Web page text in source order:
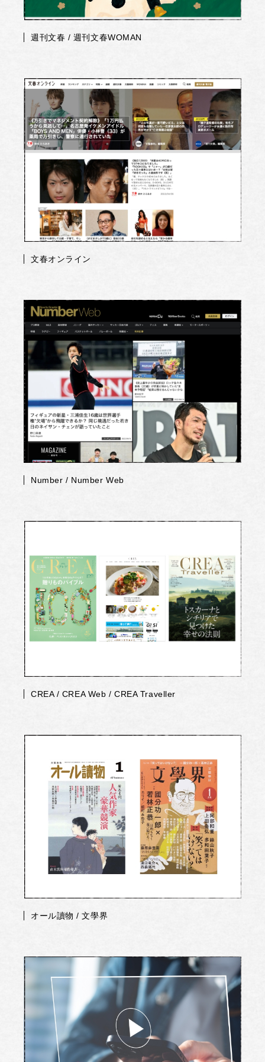
週刊文春 / 週刊文春WOMAN
文春オンライン
Number / Number Web
CREA / CREA Web / CREA Traveller
オール讀物 / 文學界